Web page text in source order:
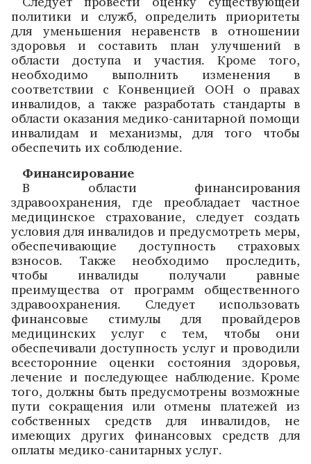
политики и служб, определить приоритеты
для уменьшения неравенств в отношении
здоровья и составить план улучшений в
области доступа и участия. Кроме того,
необходимо выполнить изменения в
соответствии с Конвенцией ООН о правах
инвалидов, а также разработать стандарты в
области оказания медико-санитарной помощи
инвалидам и механизмы, для того чтобы
обеспечить их соблюдение.
Финансирование
В области финансирования
здравоохранения, где преобладает частное
медицинское страхование, следует создать
условия для инвалидов и предусмотреть меры,
обеспечивающие доступность страховых
взносов. Также необходимо проследить,
чтобы инвалиды получали равные
преимущества от программ общественного
здравоохранения. Следует использовать
финансовые стимулы для провайдеров
медицинских услуг с тем, чтобы они
обеспечивали доступность услуг и проводили
всесторонние оценки состояния здоровья,
лечение и последующее наблюдение. Кроме
того, должны быть предусмотрены возможные
пути сокращения или отмены платежей из
собственных средств для инвалидов, не
имеющих других финансовых средств для
оплаты медико-санитарных услуг.